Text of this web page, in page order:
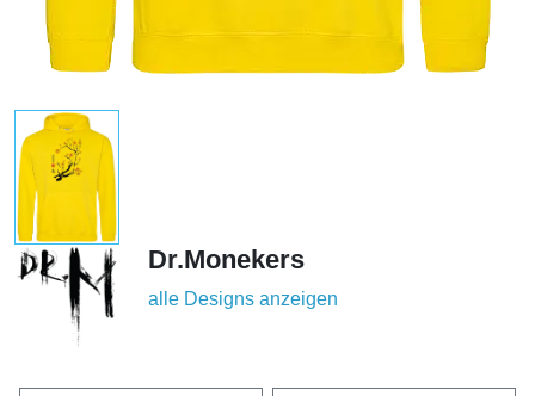
Dr.Monekers
alle Designs anzeigen